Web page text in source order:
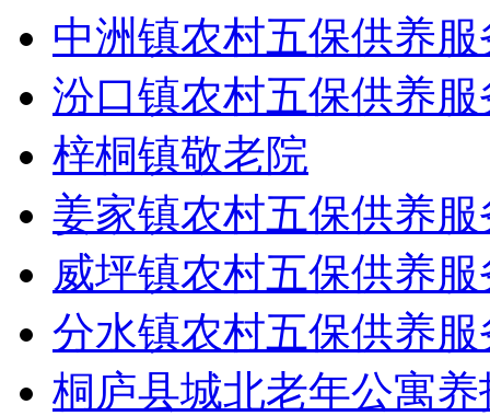
中洲镇农村五保供养
汾口镇农村五保供养
梓桐镇敬老院
姜家镇农村五保供养
威坪镇农村五保供养
分水镇农村五保供养
桐庐县城北老年公寓养